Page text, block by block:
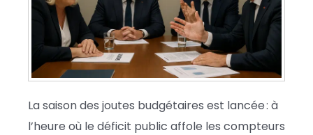
La saison des joutes budgétaires est lancée : à
l’heure où le déficit public affole les compteurs